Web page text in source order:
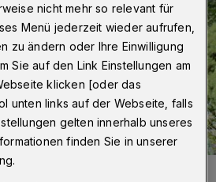
der Wuppertaler Nordstadt.
nicht mehr so relevant für
Menü jederzeit wieder aufrufen,
zu ändern oder Ihre Einwilligung
Sie auf den Link Einstellungen am
klicken [oder das
unten links auf der Webseite, falls
gelten innerhalb unseres
finden Sie in unserer